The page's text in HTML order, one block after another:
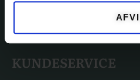
KUNDESERVICE